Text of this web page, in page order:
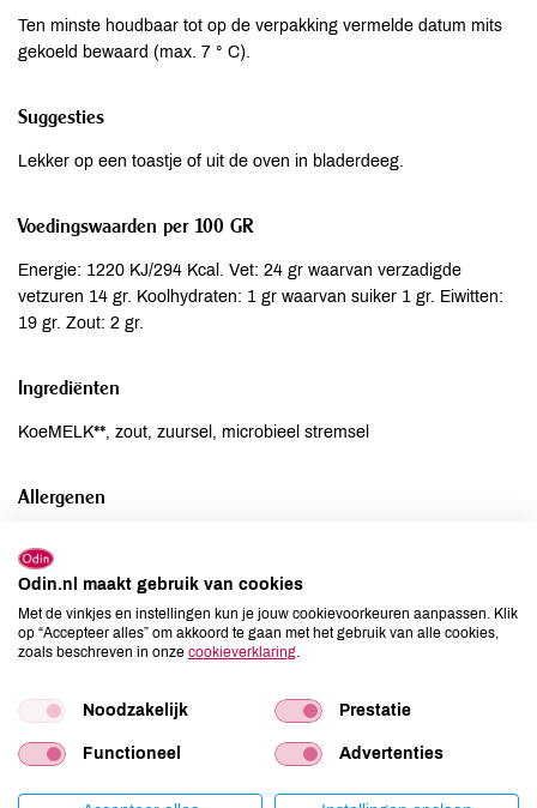
Ten minste houdbaar tot op de verpakking vermelde datum mits
gekoeld bewaard (max. 7 ° C).
Suggesties
Lekker op een toastje of uit de oven in bladerdeeg.
Voedingswaarden per 100 GR
Energie: 1220 KJ/294 Kcal. Vet: 24 gr waarvan verzadigde
vetzuren 14 gr. Koolhydraten: 1 gr waarvan suiker 1 gr. Eiwitten:
19 gr. Zout: 2 gr.
Ingrediënten
KoeMELK**, zout, zuursel, microbieel stremsel
Allergenen
Ei
kan bevatten
Gluten
kan bevatten
Lactose
aanwezig
Mosterd
kan bevatten
Schaaldieren
kan bevatten
Selderij
kan bevatten
Odin.nl maakt gebruik van cookies
Met de vinkjes en instellingen kun je jouw cookievoorkeuren aanpassen. Klik
op “Accepteer alles” om akkoord te gaan met het gebruik van alle cookies,
zoals beschreven in onze cookieverklaring
Noodzakelijk Prestatie
Functioneel Advertenties